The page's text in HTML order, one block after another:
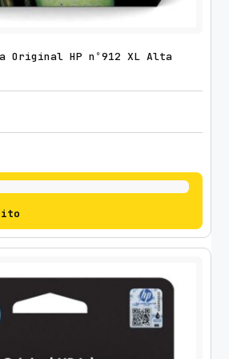
Original HP nº912 XL Alta